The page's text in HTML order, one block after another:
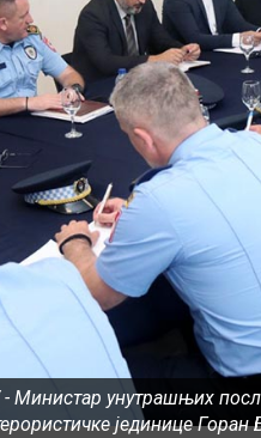
унутрашњих
јединице